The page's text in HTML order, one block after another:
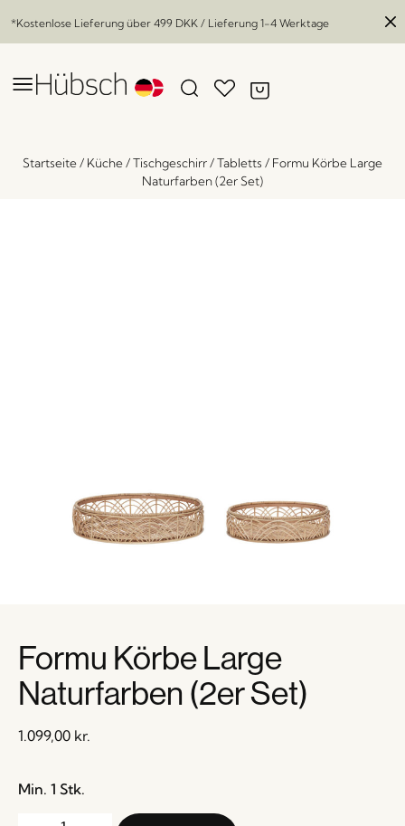
*Kostenlose Lieferung über 499 DKK / Lieferung 1-4 Werktage
Startseite/ Küche/Tischgeschirr/Tabletts / Formu Körbe Large
Naturfarben (2er Set)
Formu Körbe Large
Naturfarben (2er Set)
1.099,00 kr.
Min. 1 Stk.